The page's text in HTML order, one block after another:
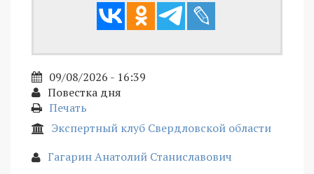
09/08/2026 - 16:39
Повестка дня
Печать
Экспертный клуб Свердловской области
Гагарин Анатолий Станиславович